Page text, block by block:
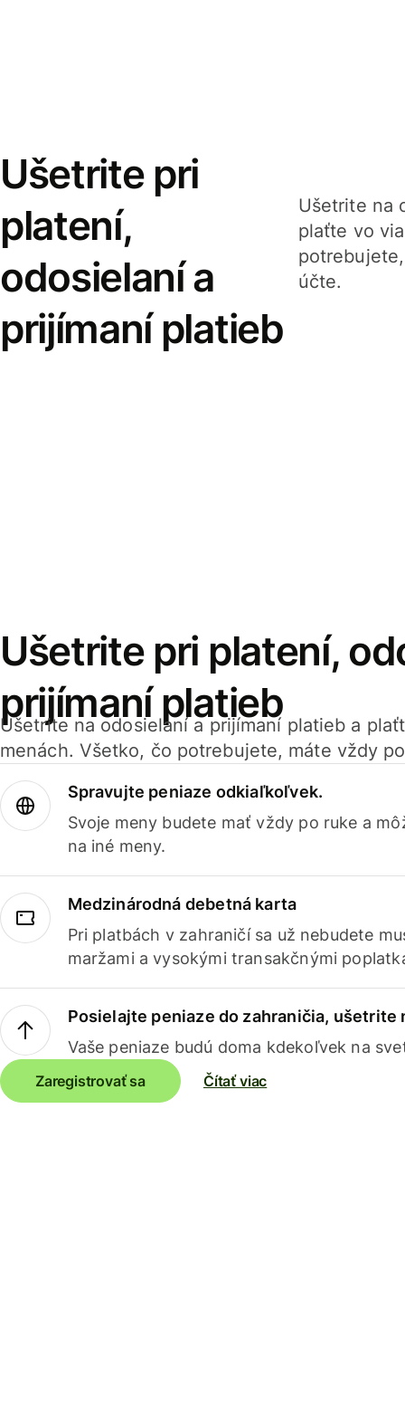
Ušetrite pri
platení,
odosielaní a
prijímaní platieb
Ušetrite na
plaťte vo
účte.
Ušetrite pri platení,
prijímaní platieb
Ušetrite na odosielaní a prijímaní platieb a
menách. Všetko, čo potrebujete, máte vždy
Spravujte peniaze odkiaľkoľvek.
Svoje meny budete mať vždy po ruke a
na iné meny.
Medzinárodná debetná karta
Pri platbách v zahraničí sa už nebudete
maržami a vysokými transakčnými
Posielajte peniaze do zahraničia, ušetrite
Vaše peniaze budú doma kdekoľvek na
Zaregistrovať sa Čítať viac